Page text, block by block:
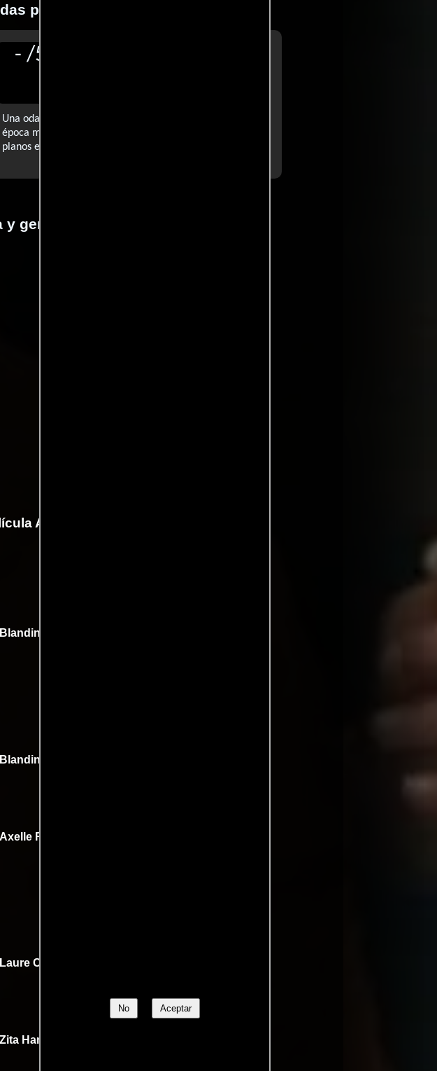
No Aceptar
por profesionales
- /5
Una oda a la solidaridad femenina (...) Una película de
época muy bien montada, con unos potentes primeros
planos en los momentos dramáticos
general
Annie colère
Blandine Lenoir
Blandine Lenoirs
Axelle Roperts
Laure Calamy
Zita Hanrot